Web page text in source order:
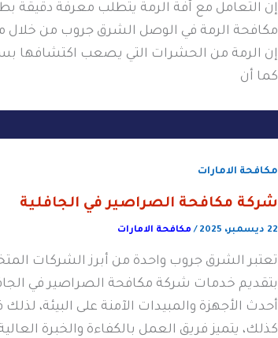
إن التعامل مع آفة الرمة يتطلب معرفة دقيقة
مكافحة الرمة في الوصل الشرق جروب من خلال
إن الرمة من الحشرات التي يصعب اكتشافها
كما أن
مكافحة الامارات
شركة مكافحة الصراصير في الجافلية
22 ديسمبر، 2025 / مكافحة الامارات
تعتبر الشرق جروب واحدة من أبرز الشركات
بتقديم خدمات شركة مكافحة الصراصير في
أحدث الأجهزة والمبيدات الآمنة على البيئة،
كذلك، يتميز فريق العمل بالكفاءة والخبرة